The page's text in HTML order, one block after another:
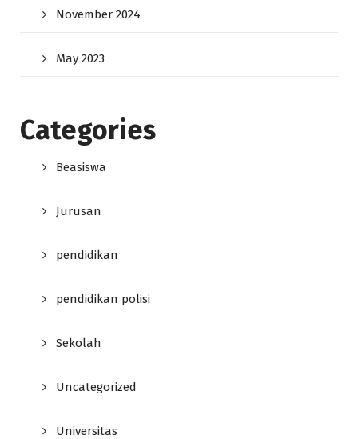
November 2024
May 2023
Categories
Beasiswa
Jurusan
pendidikan
pendidikan polisi
Sekolah
Uncategorized
Universitas